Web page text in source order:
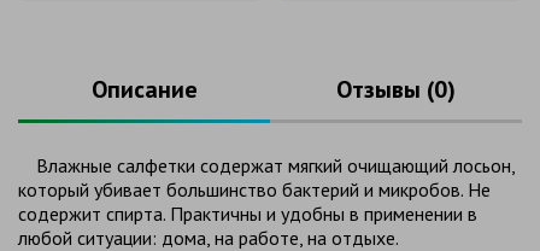
Описание Отзывы (0)
Влажные салфетки содержат мягкий очищающий лосьон,
который убивает большинство бактерий и микробов. Не
содержит спирта. Практичны и удобны в применении в
любой ситуации: дома, на работе, на отдыхе.